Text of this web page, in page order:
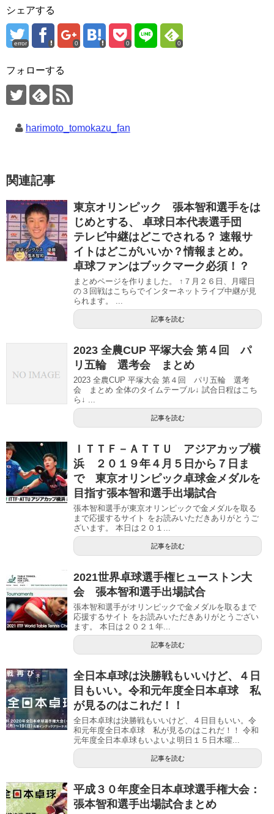
シェアする
error 0 0 0
フォローする
harimoto_tomokazu_fan
関連記事
東京オリンピック 張本智和選手をは
じめとする、 卓球日本代表選手団
テレビ中継はどこでされる？ 速報サ
イトはどこがいいか？情報まとめ。
卓球ファンはブックマーク必須！？
まとめページを作りました。 ↑７月２６日、月曜日
の３回戦はこちらでインターネットライブ中継が見
られます。 ...
記事を読む
2023 全農CUP 平塚大会 第４回 パ
リ五輪 選考会 まとめ
2023 全農CUP 平塚大会 第４回 パリ五輪 選考
会 まとめ 全体のタイムテーブル↓ 試合日程はこち
ら↓ ...
記事を読む
ＩＴＴＦ－ＡＴＴＵ アジアカップ横
浜 ２０１９年４月５日から７日ま
で 東京オリンピック卓球金メダルを
目指す張本智和選手出場試合
張本智和選手が東京オリンピックで金メダルを取る
まで応援するサイト をお読みいただきありがとうご
ざいます。 本日は２０１...
記事を読む
2021世界卓球選手権ヒューストン大
会 張本智和選手出場試合
張本智和選手がオリンピックで金メダルを取るまで
応援するサイト をお読みいただきありがとうござい
ます。 本日は２０２１年...
記事を読む
全日本卓球は決勝戦もいいけど、４日
目もいい。令和元年度全日本卓球 私
が見るのはこれだ！！
全日本卓球は決勝戦もいいけど、４日目もいい。令
和元年度全日本卓球 私が見るのはこれだ！！ 令和
元年度全日本卓球もいよいよ明日１５日木曜...
記事を読む
平成３０年度全日本卓球選手権大会：
張本智和選手出場試合まとめ